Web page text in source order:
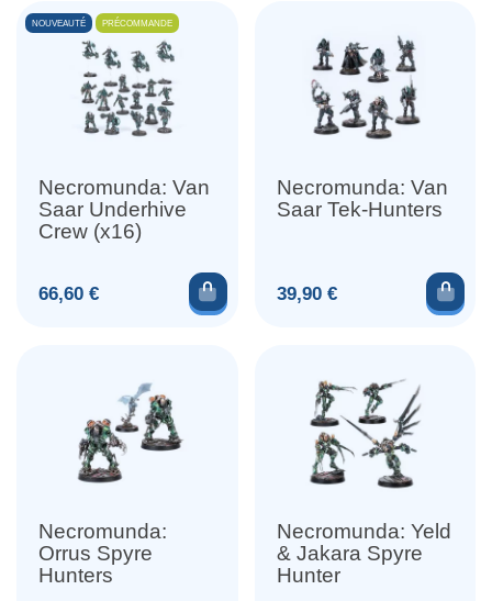
Necromunda: Van
Saar Underhive
Crew (x16)
Prix
66,60 €
NOUVEAUTÉ PRÉCOMMANDE
Ajouter au panier
Necromunda: Van
Saar Tek-Hunters
Prix
39,90 €
Necromunda:
Orrus Spyre
Hunters
Necromunda: Yeld
& Jakara Spyre
Hunter